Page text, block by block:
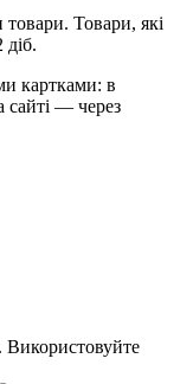
Товари, які
діб.
картками: в
сайті — через
Використовуйте